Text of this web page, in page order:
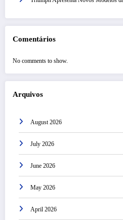
Comentários
No comments to show.
Arquivos
August 2026
July 2026
June 2026
May 2026
April 2026